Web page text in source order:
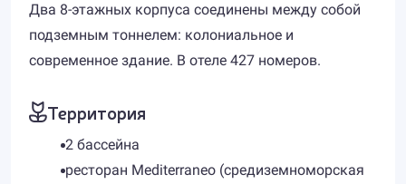
Два 8-этажных корпуса соединены между собой
подземным тоннелем: колониальное и
современное здание. В отеле 427 номеров.
Территория
2 бассейна
ресторан Mediterraneo (средиземноморская